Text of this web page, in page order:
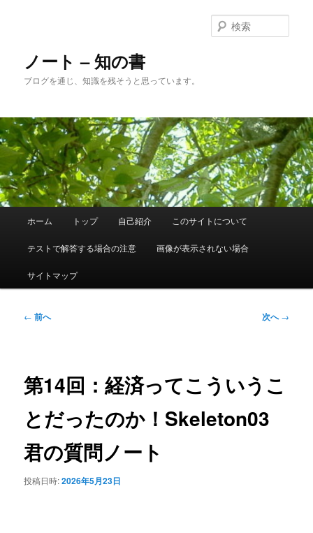
へ
移
ノート – 知の書
ブログを通じ、知識を残そうと思っています。
索
ュ
ホーム トップ 自己紹介 このサイトについて
テストで解答する場合の注意 画像が表示されない場合
サイトマップ
投
ゲ
ー
ョ
ン
← 前へ 次へ→
第14回：経済ってこういうこ
とだったのか！Skeleton03
君の質問ノート
投稿日時:2026年5月23日